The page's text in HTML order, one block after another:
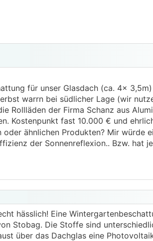
für unser Glasdach (ca. 4x
warrn bei südlicher Lage (wir
Rollläden der Firma Schanz aus
Kostenpunkt fast 10.000 € und
ähnlichen Produkten? Mir würde
der Sonnenreflexion.. Bzw. hat
hässlich! Eine
Stobag. Die Stoffe sind
über das Dachglas eine